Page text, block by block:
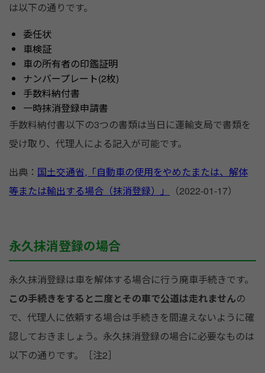
は以下の通りです。
委任状
車検証
車の所有者の印鑑証明
ナンバープレート(2枚)
手数料納付書
一時抹消登録申請書
手数料納付書以下の3つの書類は当日に運輸支局で書類を
受け取り、代理人による記入が可能です。
出典： 国土交通省,「自動車の使用をやめたまたは、解体
等または輸出する場合（抹消登録）」
（2022-01-17）
永久抹消登録の場合
永久抹消登録は車を解体する場合に行う廃車手続きです。
この手続きをすると二度とその車で公道は走れませんの
で、代理人に依頼する場合は手続きを間違えないように確
認しておきましょう。永久抹消登録の場合に必要なものは
以下の通りです。［注2］